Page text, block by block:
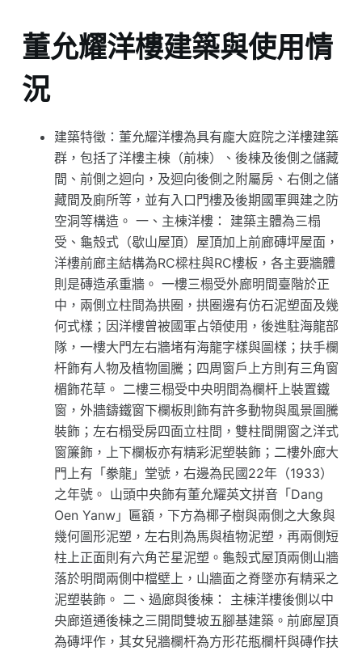
董允耀洋樓建築與使用情
況
建築特徵：董允耀洋樓為具有龐大庭院之洋樓建築
群，包括了洋樓主棟（前棟）、後棟及後側之儲藏
間、前側之迴向，及迴向後側之附屬房、右側之儲
藏間及廁所等，並有入口門樓及後期國軍興建之防
空洞等構造。 一、主棟洋樓： 建築主體為三榻
受、龜殼式（歇山屋頂）屋頂加上前廊磚坪屋面，
洋樓前廊主結構為RC樑柱與RC樓板，各主要牆體
則是磚造承重牆。 一樓三榻受外廊明間臺階於正
中，兩側立柱間為拱圈，拱圈邊有仿石泥塑面及幾
何式樣；因洋樓曾被國軍占領使用，後進駐海龍部
隊，一樓大門左右牆堵有海龍字樣與圖樣；扶手欄
杆飾有人物及植物圖騰；四周窗戶上方則有三角窗
楣飾花草。 二樓三榻受中央明間為欄杆上裝置鐵
窗，外牆鑄鐵窗下欄板則飾有許多動物與風景圖騰
裝飾；左右榻受房四面立柱間，雙柱間開窗之洋式
窗簾飾，上下欄板亦有精彩泥塑裝飾；二樓外廊大
門上有「豢龍」堂號，右邊為民國22年（1933）
之年號。 山頭中央飾有董允耀英文拼音「Dang
Oen Yanw」匾額，下方為椰子樹與兩側之大象與
幾何圖形泥塑，左右則為馬與植物泥塑，再兩側短
柱上正面則有六角芒星泥塑。龜殼式屋頂兩側山牆
落於明間兩側中檔壁上，山牆面之脊墜亦有精采之
泥塑裝飾。 二、過廊與後棟： 主棟洋樓後側以中
央廊道通後棟之三開間雙坡五腳基建築。前廊屋頂
為磚坪作，其女兒牆欄杆為方形花瓶欄杆與磚作扶